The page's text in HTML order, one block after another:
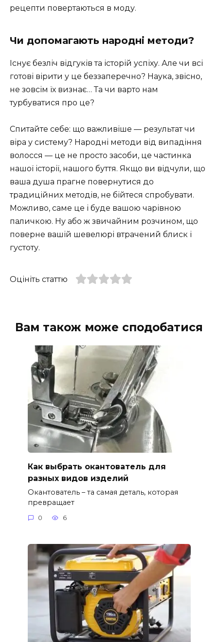
рецепти повертаються в моду.
Чи допомагають народні методи?
Існує безліч відгуків та історій успіху. Але чи всі
готові вірити у це беззаперечно? Наука, звісно,
не зовсім їх визнає… Та чи варто нам
турбуватися про це?
Спитайте себе: що важливіше — результат чи
віра у систему? Народні методи від випадіння
волосся — це не просто засоби, це частинка
нашої історії, нашого буття. Якщо ви відчули, що
ваша душа прагне повернутися до
традиційних методів, не бійтеся спробувати.
Можливо, саме це і буде вашою чарівною
паличкою. Ну або ж звичайним розчином, що
поверне вашій шевелюрі втрачений блиск і
густоту.
Оцініть статтю
Вам також може сподобатися
Как выбрать окантователь для
разных видов изделий
Окантователь – та самая деталь, которая
превращает
0 6